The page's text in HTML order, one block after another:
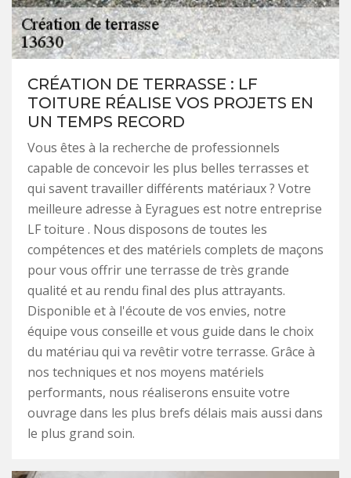
CRÉATION DE TERRASSE : LF
TOITURE RÉALISE VOS PROJETS EN
UN TEMPS RECORD
Vous êtes à la recherche de professionnels
capable de concevoir les plus belles terrasses et
qui savent travailler différents matériaux ? Votre
meilleure adresse à Eyragues est notre entreprise
LF toiture . Nous disposons de toutes les
compétences et des matériels complets de maçons
pour vous offrir une terrasse de très grande
qualité et au rendu final des plus attrayants.
Disponible et à l'écoute de vos envies, notre
équipe vous conseille et vous guide dans le choix
du matériau qui va revêtir votre terrasse. Grâce à
nos techniques et nos moyens matériels
performants, nous réaliserons ensuite votre
ouvrage dans les plus brefs délais mais aussi dans
le plus grand soin.